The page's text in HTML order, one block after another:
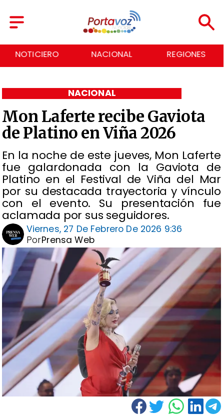
NACIONAL REGIONES ECONOMÍA
Mon Laferte recibe Gaviota
de Platino en Viña 2026
En la noche de este jueves, Mon Laferte
fue galardonada con la Gaviota de
Platino en el Festival de Viña del Mar
por su destacada trayectoria y vínculo
con el evento. Su presentación fue
aclamada por sus seguidores.
NACIONAL
Viernes, 27 De Febrero De 2026 9:36
Prensa Web
Por